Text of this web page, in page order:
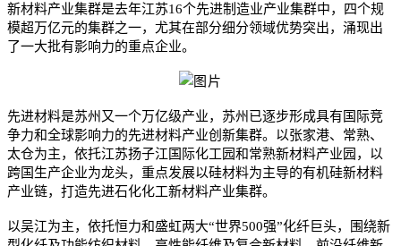
新材料产业集群是去年江苏16个先进制造业产业集群中，四个规
模超万亿元的集群之一，尤其在部分细分领域优势突出，涌现出
了一大批有影响力的重点企业。
先进材料是苏州又一个万亿级产业，苏州已逐步形成具有国际竞
争力和全球影响力的先进材料产业创新集群。以张家港、常熟、
太仓为主，依托江苏扬子江国际化工园和常熟新材料产业园，以
跨国生产企业为龙头，重点发展以硅材料为主导的有机硅新材料
产业链，打造先进石化化工新材料产业集群。
以吴江为主，依托恒力和盛虹两大“世界500强”化纤巨头，围绕新